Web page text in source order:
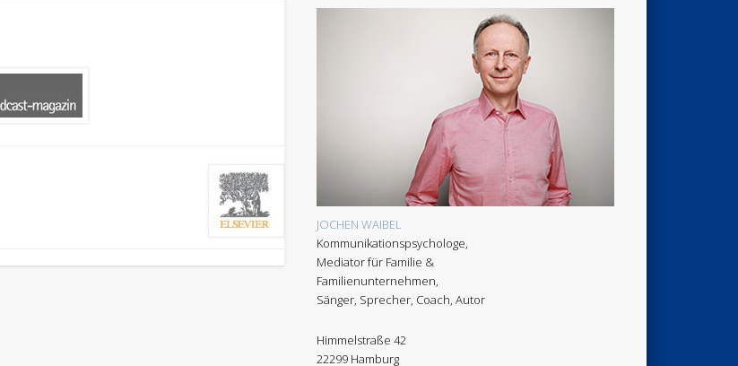
JOCHEN WAIBEL
Kommunikationspsychologe,
Mediator für Familie &
Familienunternehmen,
Sänger, Sprecher, Coach, Autor
Himmelstraße 42
22299 Hamburg